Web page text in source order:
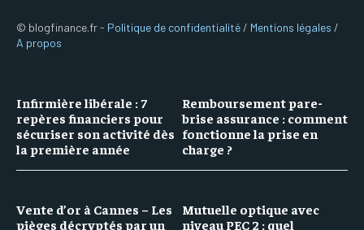
© blogfinance.fr - Politique de confidentialité / Mentions légales /
A propos
Infirmière libérale : 7
repères financiers pour
sécuriser son activité dès
la première année
Vente d’or à Cannes – Les
pièges décryptés par un
Remboursement pare-
brise assurance : comment
fonctionne la prise en
charge ?
Mutuelle optique avec
niveau PEC 2 : quel